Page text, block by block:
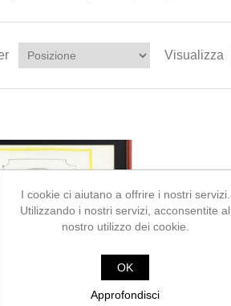
Visualizza
I cookie ci aiutano a offrire i nostri servizi.
Utilizzando i nostri servizi, acconsentite al
nostro utilizzo dei cookie.
OK
Approfondisci